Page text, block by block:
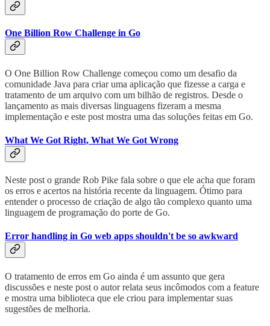
One Billion Row Challenge in Go
O One Billion Row Challenge começou como um desafio da
comunidade Java para criar uma aplicação que fizesse a carga e
tratamento de um arquivo com um bilhão de registros. Desde o
lançamento as mais diversas linguagens fizeram a mesma
implementação e este post mostra uma das soluções feitas em Go.
What We Got Right, What We Got Wrong
Neste post o grande Rob Pike fala sobre o que ele acha que foram
os erros e acertos na história recente da linguagem. Ótimo para
entender o processo de criação de algo tão complexo quanto uma
linguagem de programação do porte de Go.
Error handling in Go web apps shouldn't be so awkward
O tratamento de erros em Go ainda é um assunto que gera
discussões e neste post o autor relata seus incômodos com a feature
e mostra uma biblioteca que ele criou para implementar suas
sugestões de melhoria.